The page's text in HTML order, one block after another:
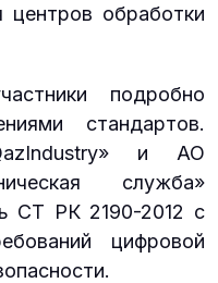
обработки
подробно
стандартов.
и АО
служба»
СТ РК 2190-2012 с
цифровой